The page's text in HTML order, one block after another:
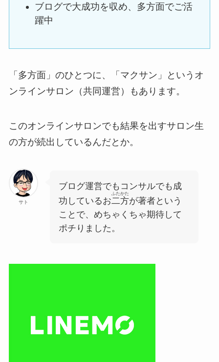
ブログで大成功を収め、多方面でご活
躍中
「多方面」のひとつに、「マクサン」というオ
ンラインサロン（共同運営）もあります。
このオンラインサロンでも結果を出すサロン生
の方が続出しているんだとか。
サト
ブログ運営でもコンサルでも成
功しているお二方
ふたかた
が著者という
ことで、めちゃくちゃ期待して
ポチりました。